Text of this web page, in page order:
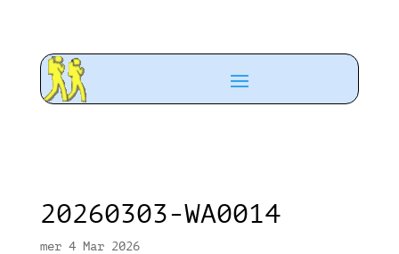
20260303-WA0014
mer 4 Mar 2026